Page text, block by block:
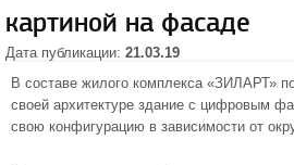
картиной на фасаде
Дата публикации: 21.03.19
В составе жилого комплекса «ЗИЛАРТ»
своей архитектуре здание с цифровым
свою конфигурацию в зависимости от